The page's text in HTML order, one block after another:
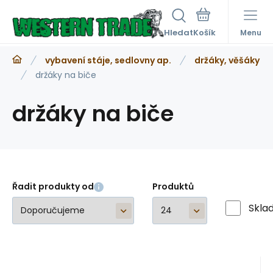
Hledat Menu
vybavení stáje, sedlovny ap.
držáky, věšáky
držáky na biče
držáky na biče
Řadit produkty od Produktů